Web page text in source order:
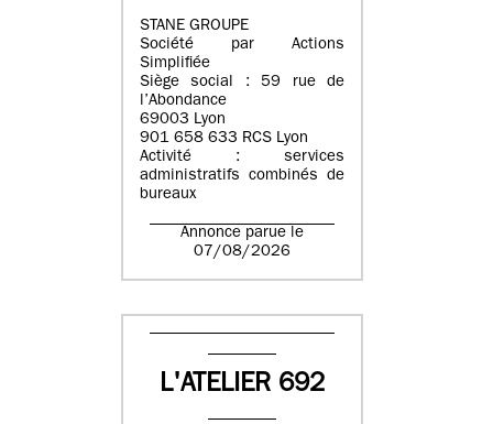
STANE GROUPE
Société par Actions
Simplifiée
Siège social : 59 rue de
l’Abondance
69003 Lyon
901 658 633 RCS Lyon
Activité : services
administratifs combinés de
bureaux
Annonce parue le
07/08/2026
L'ATELIER 692